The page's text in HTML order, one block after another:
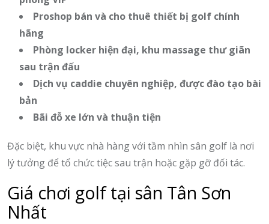
Proshop bán và cho thuê thiết bị golf chính
hãng
Phòng locker hiện đại, khu massage thư giãn
sau trận đấu
Dịch vụ caddie chuyên nghiệp, được đào tạo bài
bản
Bãi đỗ xe lớn và thuận tiện
Đặc biệt, khu vực nhà hàng với tầm nhìn sân golf là nơi
lý tưởng để tổ chức tiệc sau trận hoặc gặp gỡ đối tác.
Giá chơi golf tại sân Tân Sơn
Nhất